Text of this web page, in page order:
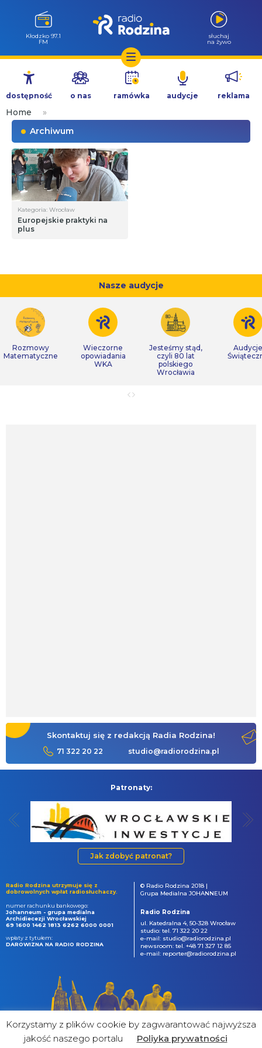
Przejdź
treści
Kłodzko 97.1
FM
słuchaj
na żywo
dostępność o nas ramówka audycje reklama
Home
»
Archiwum
Kategoria: Wrocław
Europejskie praktyki na
plus
Nasze audycje
Rozmowy
Matematyczne
Wieczorne
opowiadania
WKA
Jesteśmy stąd,
czyli 80 lat
polskiego
Wrocławia
Audycje
Skontaktuj się z redakcją Radia Rodzina!
71 322 20 22 studio@radiorodzina.pl
Patronaty:
Jak zdobyć patronat?
Radio Rodzina utrzymuje się z
dobrowolnych wpłat radiosłuchaczy.
numer rachunku bankowego:
Johanneum - grupa medialna
Archidiecezji Wrocławskiej
69 1600 1462 1813 6262 6000 0001
wpłaty z tytułem:
DAROWIZNA NA RADIO RODZINA
© Radio Rodzina 2018 |
Grupa Medialna JOHANNEUM
Radio Rodzina
ul. Katedralna 4, 50-328 Wrocław
studio: tel. 71 322 20 22
e-mail: studio@radiorodzina.pl
newsroom: tel. +48 71 327 12 85
e-mail: reporter@radiorodzina.pl
Korzystamy z plików cookie by zagwarantować najwyższa
jakość naszego portalu
Poliyka prywatności